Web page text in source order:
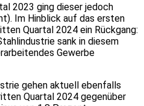
2023 ging dieser jedoch
Im Hinblick auf das ersten
Quartal 2024 ein Rückgang:
sank in diesem
Gewerbe
gehen aktuell ebenfalls
Quartal 2024 gegenüber